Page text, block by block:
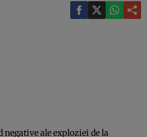
ale exploziei de la